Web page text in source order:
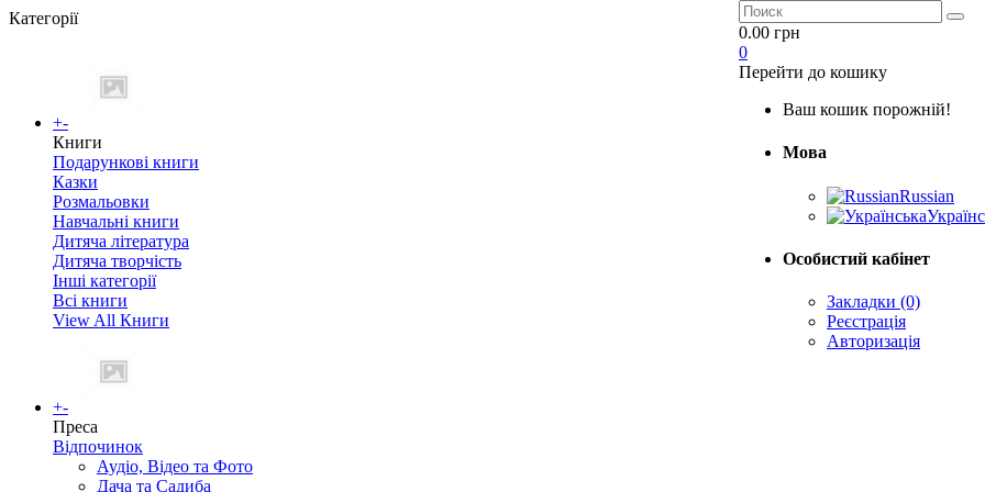
Категорії
+-
Книги
Подарункові книги
Казки
Розмальовки
Навчальні книги
Дитяча література
Дитяча творчість
Інші категорії
Всі книги
View All Книги
+-
Преса
Відпочинок
Аудіо, Відео та Фото
Дача та Садиба
0.00 грн
0
Перейти до кошику
Ваш кошик порожній!
Мова
Russian
Особистий кабінет
Закладки (0)
Реєстрація
Авторизація